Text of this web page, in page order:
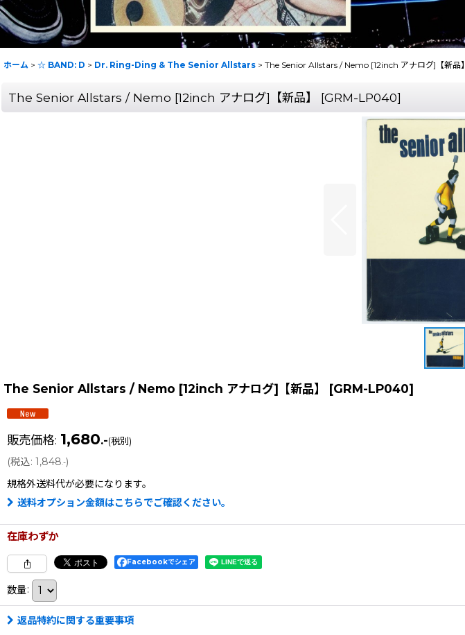
ホーム > ☆ BAND: D > Dr. Ring-Ding & The Senior Allstars > The Senior Allstars / Nemo [12inch アナログ]【新品】
The Senior Allstars / Nemo [12inch アナログ]【新品】 [GRM-LP040]
The Senior Allstars / Nemo [12inch アナログ]【新品】 [GRM-LP040]
販売価格: 1,680.-(税別)
(税込: 1,848.-)
規格外送料代が必要になります。
送料オプション金額はこちらでご確認ください。
在庫わずか
Facebookでシェア
数量:
返品特約に関する重要事項